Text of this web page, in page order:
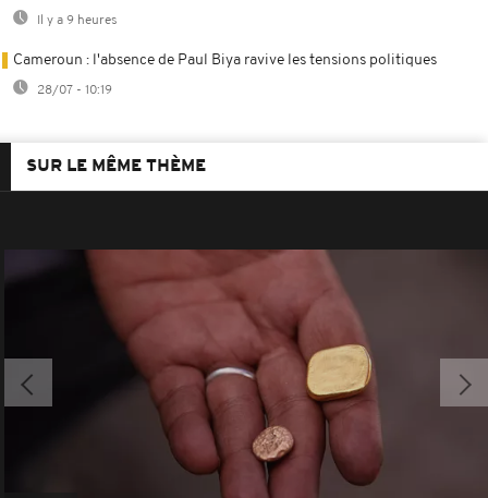
Il y a 9 heures
Cameroun : l'absence de Paul Biya ravive les tensions politiques
28/07 - 10:19
SUR LE MÊME THÈME